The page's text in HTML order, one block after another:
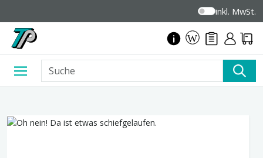
inkl. MwSt.